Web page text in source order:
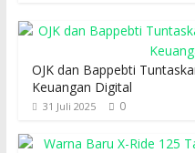
OJK dan Bappebti
Keuangan Digital
31 Juli 2025 0